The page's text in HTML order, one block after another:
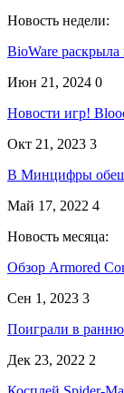
Новость недели:
BioWare
Июн 21, 2024 0
Новости игр!
Окт 21, 2023 3
В Минцифры
Май 17, 2022 4
Новость месяца:
Обзор Armored
Сен 1, 2023 3
Поиграли в
Дек 23, 2022 2